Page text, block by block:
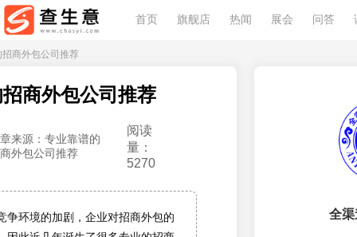
首页 旗舰店 热闻 展会 问答
商外包公司推荐
商外包公司推荐
来源：专业靠谱的
外包公司推荐
阅读
量：
5270
争环境的加剧，企业对招商外包的
全